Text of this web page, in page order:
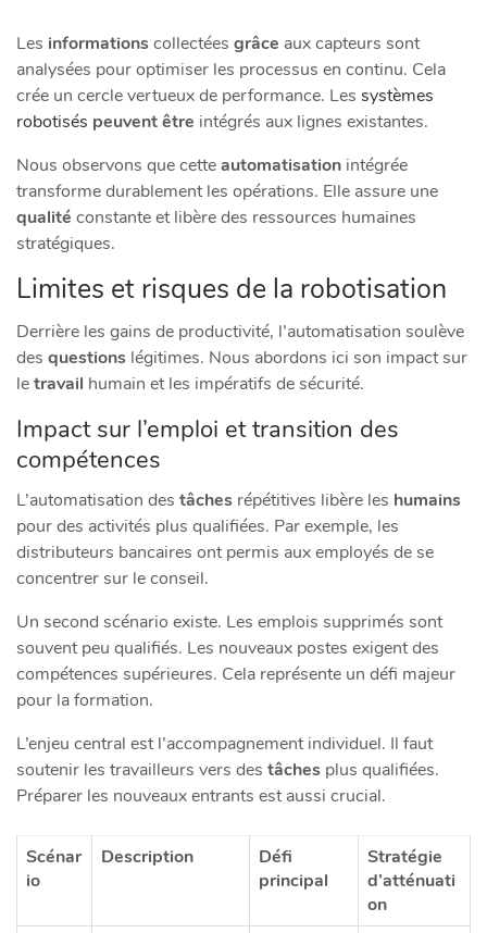
Les informationscollectées grâce aux capteurs sont
analysées pour optimiser les processus en continu. Cela
crée un cercle vertueux de performance. Les systèmes
robotisés peuvent être intégrés aux lignes existantes.
Nous observons que cetteautomatisation intégrée
transforme durablement les opérations. Elle assure une
qualité constante et libère des ressources humaines
stratégiques.
Limites et risques de la robotisation
Derrière les gains de productivité, l’automatisation soulève
des questions légitimes. Nous abordons ici son impact sur
letravail humain et les impératifs de sécurité.
Impact sur l’emploi et transition des
compétences
L’automatisation des tâches répétitives libère les humains
pour des activités plus qualifiées. Par exemple, les
distributeurs bancaires ont permis aux employés de se
concentrer sur le conseil.
Un second scénario existe. Les emplois supprimés sont
souvent peu qualifiés. Les nouveaux postes exigent des
compétences supérieures. Cela représente un défi majeur
pour la formation.
L’enjeu central est l’accompagnement individuel. Il faut
soutenir les travailleurs vers des tâches plus qualifiées.
Préparer les nouveaux entrants est aussi crucial.
Scénar
io
Description
Défi
principal
Stratégie
d’atténuati
on